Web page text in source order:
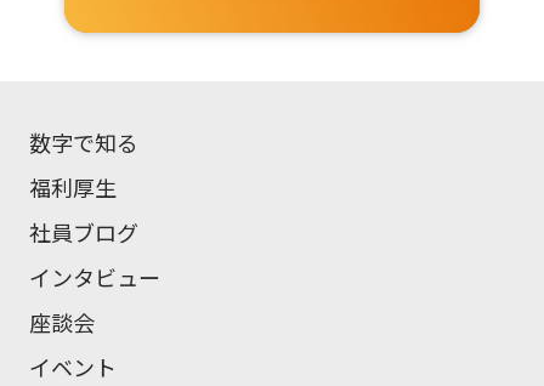
数字で知る
福利厚生
社員ブログ
インタビュー
座談会
イベント